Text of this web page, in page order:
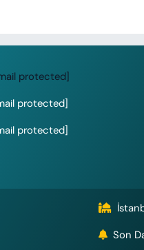
protected]
protected]
protected]
Son